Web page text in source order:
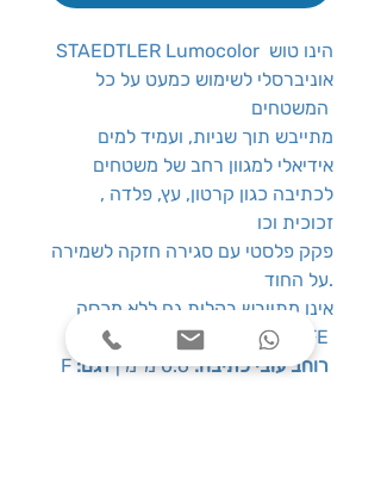
STAEDTLER Lumocolor הינו טוש
אוניברסלי לשימוש כמעט על כל
מתייבש תוך שניות, ועמיד למים
אידיאלי למגוון רחב של משטחים
לכתיבה כגון קרטון, עץ, פלדה ,
זכוכית וכו
פקק פלסטי עם סגירה חזקה לשמירה
על החוד.
אינו מתייבש בקלות גם ללא מכסה
אודות לטכנולוגיית DRY SAFE
F
:רוחב עובי כתיבה:0.6 מ”מ | דגם